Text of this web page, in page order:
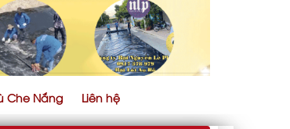
Che Nắng Liên hệ